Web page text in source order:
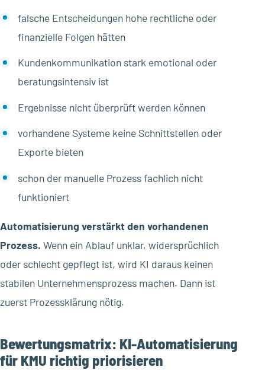
falsche Entscheidungen hohe rechtliche oder
finanzielle Folgen hätten
Kundenkommunikation stark emotional oder
beratungsintensiv ist
Ergebnisse nicht überprüft werden können
vorhandene Systeme keine Schnittstellen oder
Exporte bieten
schon der manuelle Prozess fachlich nicht
funktioniert
Automatisierung verstärkt den vorhandenen
Prozess. Wenn ein Ablauf unklar, widersprüchlich
oder schlecht gepflegt ist, wird KI daraus keinen
stabilen Unternehmensprozess machen. Dann ist
zuerst Prozessklärung nötig.
Bewertungsmatrix: KI-Automatisierung
für KMU richtig priorisieren